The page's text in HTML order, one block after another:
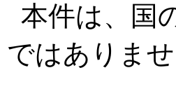
本件は、国
ではありませ